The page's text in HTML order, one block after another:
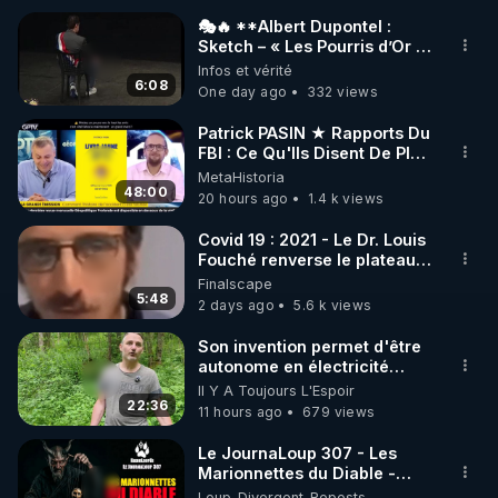
________________
https://www.facebook.com/thierry.rgnr/
▶ Instagram RGNR :
https://www.instagram.com/stories/thierrycasasnov
asrgnre/
▶ Site RGNR :
https://www.regenere.org
▶ Site Rencontres de la Régénération :
http://www.rencontres-regeneration.com/
https://www.instagram.com/rdlr_thierrycasasnovas/
6:08
🎭🔥 **Albert Dupontel :
Sketch – « Les Pourris d’Or »
🏆💰**
Infos et vérité
One day ago
332 views
48:00
Patrick PASIN ★ Rapports Du
FBI : Ce Qu'Ils Disent De Plus
Grave Sur Hitler
MetaHistoria
20 hours ago
1.4 k views
5:48
Covid 19 : 2021 - Le Dr. Louis
Fouché renverse le plateau
de CNews !
Finalscape
2 days ago
5.6 k views
22:36
Son invention permet d'être
autonome en électricité
avec un simple ruisseau
Il Y A Toujours L'Espoir
11 hours ago
679 views
Le JournaLoup 307 - Les
Marionnettes du Diable -
Loup Divergent 2026.08.07